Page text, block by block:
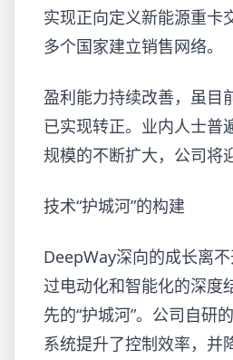
实现正向定义新能源重卡
多个国家建立销售网络。
盈利能力持续改善，虽目
已实现转正。业内人士普
规模的不断扩大，公司将
技术“护城河”的构建
DeepWay深向的成长离
过电动化和智能化的深度
先的“护城河”。公司自研
系统提升了控制效率，并